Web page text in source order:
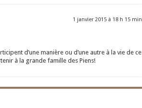
1 janvier 2015 à 18 h 15 min
d’une manière ou d’une autre à la vie de ce
à la grande famille des Piens!